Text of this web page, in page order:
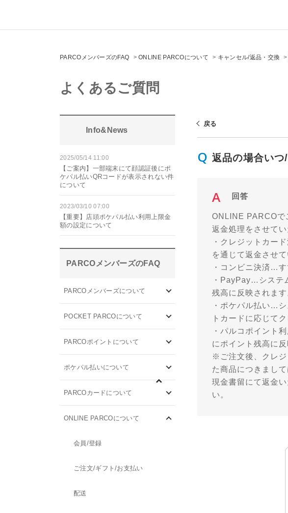
PARCOメンバーズのFAQ >ONLINE PARCOについて > キャンセル/返品・交換
よくあるご質問
Info&News
2025/05/14 11:00
【ご案内】一部端末にて顔認証後にポ
ケパル払いQRコードが表示されない件
について
2023/03/10 07:00
【重要】店頭ポケパル払い利用上限金
額の設定について
PARCOメンバーズのFAQ
PARCOメンバーズについて
POCKET PARCOについて
PARCOポイントについて
ポケパル払いについて
PARCOカードについて
ONLINE PARCOについて
会員/登録
ご注文/ギフト/お支払い
配送
戻る
返品の場合い
回答
ONLINE PARCOで
返金処理をさせてい
・クレジットカー
を通じて返金させて
・コンビニ決済…
・PayPay…システ
残高に反映されます
・ポケパル払い…
トカードに応じて
・パルコポイント
にポイント残高に反
※ご注文後、クレジ
た商品につきまして
現金書留にて返金
い。